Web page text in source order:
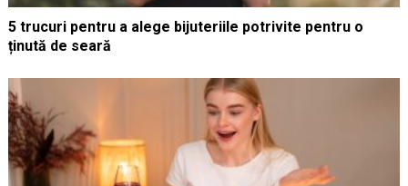
5 trucuri pentru a alege bijuteriile potrivite pentru o
ținută de seară